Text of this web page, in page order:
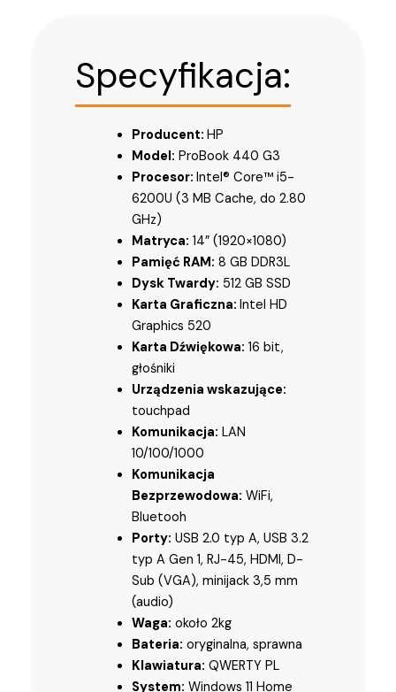
Specyfikacja:
Producent: HP
Model: ProBook 440 G3
Procesor: Intel® Core™ i5-
6200U (3 MB Cache, do 2.80
GHz)
Matryca: 14” (1920×1080)
Pamięć RAM: 8 GB DDR3L
Dysk Twardy: 512 GB SSD
Karta Graficzna: Intel HD
Graphics 520
Karta Dźwiękowa: 16 bit,
głośniki
Urządzenia wskazujące:
touchpad
Komunikacja: LAN
10/100/1000
Komunikacja
Bezprzewodowa: WiFi,
Bluetooh
Porty: USB 2.0 typ A, USB 3.2
typ A Gen 1, RJ-45, HDMI, D-
Sub (VGA), minijack 3,5 mm
(audio)
Waga: około 2kg
Bateria: oryginalna, sprawna
Klawiatura: QWERTY PL
System: Windows 11 Home